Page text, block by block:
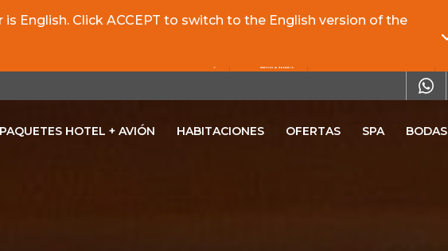
PAQUETES HOTEL + AVIÓN HABITACIONES OFERTAS SPA BODAS
English. Click ACCEPT to switch to the English version of the